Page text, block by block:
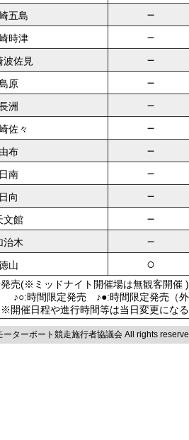
五島 －
時津 －
波佐見 －
原 －
洲 －
佐々 －
布 －
南 －
向 －
文館 －
治木 －
山 ○
売(※ミッドナイト開催場は無観客
♪○:時間限定発売 ♪●:時間限定発売
※開催日程や進行時間等は当日変更にな
ターボート競走施行者協議会 All rights